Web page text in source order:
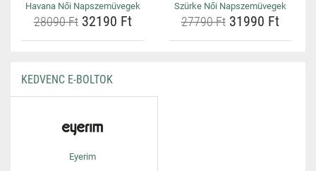
Havana Női Napszemüvegek
28090 Ft32190 Ft
Szürke Női Napszemüvegek
27790 Ft31990 Ft
KEDVENC E-BOLTOK
Eyerim